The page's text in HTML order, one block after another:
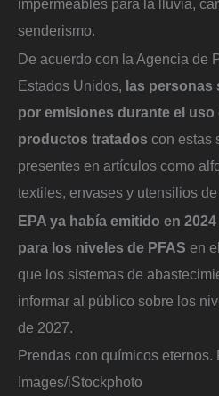
impermeables para la lluvia,
senderismo.
De acuerdo con la Agencia de
Estados Unidos, las personas
por emisiones durante el uso
productos tratados con estas
presentes en artículos como
textiles, envases y utensilios
EPA ya había emitido en
para los niveles de PFAS en
que los sistemas de
informar al público sobre los
de 2027.
Prendas con químicos eternos.
Images/iStockphoto